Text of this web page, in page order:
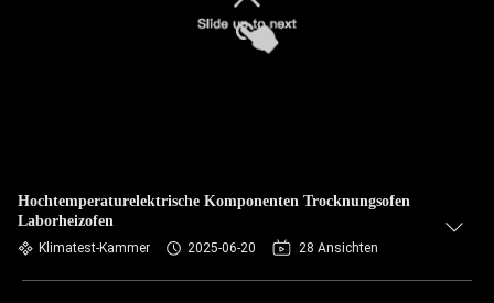
Hochtemperaturelektrische Komponenten Trocknungsofen
Laborheizofen
Klimatest-Kammer 2025-06-20 28 Ansichten